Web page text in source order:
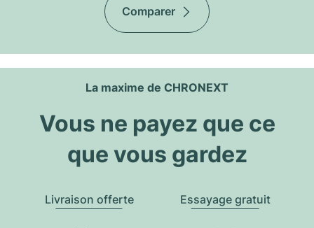
Comparer
La maxime de CHRONEXT
Vous ne payez que ce
que vous gardez
Livraison offerte Essayage gratuit